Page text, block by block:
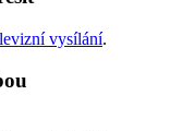
vysílání.